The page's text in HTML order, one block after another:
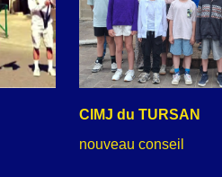
CIMJ du TURSAN
nouveau conseil